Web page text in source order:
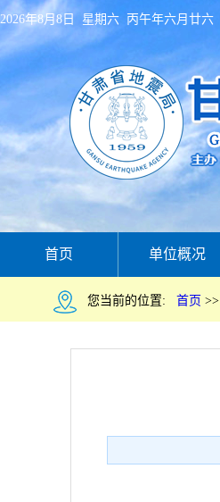
2026年8月8日 星期六 丙午年六月廿六
首页 单位概况
您当前的位置: 首页 >>